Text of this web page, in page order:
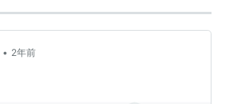
• 2年前